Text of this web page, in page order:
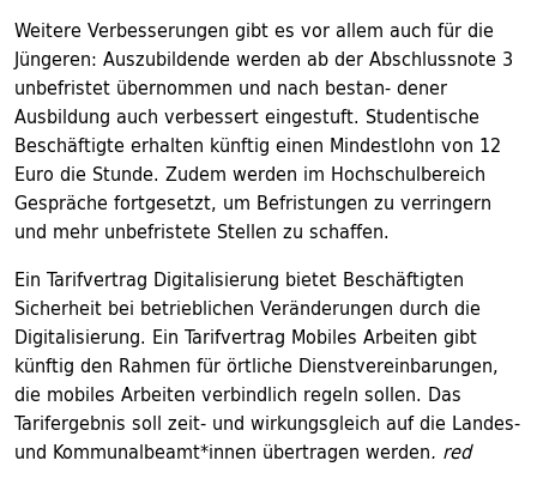
Weitere Verbesserungen gibt es vor allem auch für die
Jüngeren: Auszubildende werden ab der Abschlussnote 3
unbefristet übernommen und nach bestan- dener
Ausbildung auch verbessert eingestuft. Studentische
Beschäftigte erhalten künftig einen Mindestlohn von 12
Euro die Stunde. Zudem werden im Hochschulbereich
Gespräche fortgesetzt, um Befristungen zu verringern
und mehr unbefristete Stellen zu schaffen.
Ein Tarifvertrag Digitalisierung bietet Beschäftigten
Sicherheit bei betrieblichen Veränderungen durch die
Digitalisierung. Ein Tarifvertrag Mobiles Arbeiten gibt
künftig den Rahmen für örtliche Dienstvereinbarungen,
die mobiles Arbeiten verbindlich regeln sollen. Das
Tarifergebnis soll zeit- und wirkungsgleich auf die Landes-
und Kommunalbeamt*innen übertragen werden. red